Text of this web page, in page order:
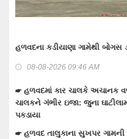
બાઇક
બે
વાંકાનેર બાઉન્ડ્રી
☛ તેરા તુજકો અર્પણ:
સહિત લાખોનો મુદામાલ
☛ વાંકાનેરના ગુંદાખડા